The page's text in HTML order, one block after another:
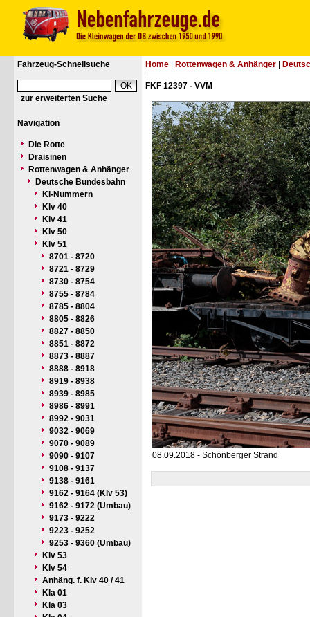
Fahrzeug-Schnellsuche
zur erweiterten Suche
Navigation
Die Rotte
Draisinen
Rottenwagen & Anhänger
Deutsche Bundesbahn
Kl-Nummern
Klv 40
Klv 41
Klv 50
Klv 51
8701 - 8720
8721 - 8729
8730 - 8754
8755 - 8784
8785 - 8804
8805 - 8826
8827 - 8850
8851 - 8872
8873 - 8887
8888 - 8918
8919 - 8938
8939 - 8985
8986 - 8991
8992 - 9031
9032 - 9069
9070 - 9089
9090 - 9107
9108 - 9137
9138 - 9161
9162 - 9164 (Klv 53)
9162 - 9172 (Umbau)
9173 - 9222
9223 - 9252
9253 - 9360 (Umbau)
Klv 53
Klv 54
Anhäng. f. Klv 40 / 41
Kla 01
Kla 03
Home Rottenwagen & Anhänger
FKF 12397 - VVM
08.09.2018 - Schönberger Strand